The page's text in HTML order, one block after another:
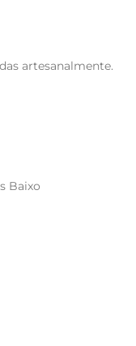
artesanalmente.
Baixo